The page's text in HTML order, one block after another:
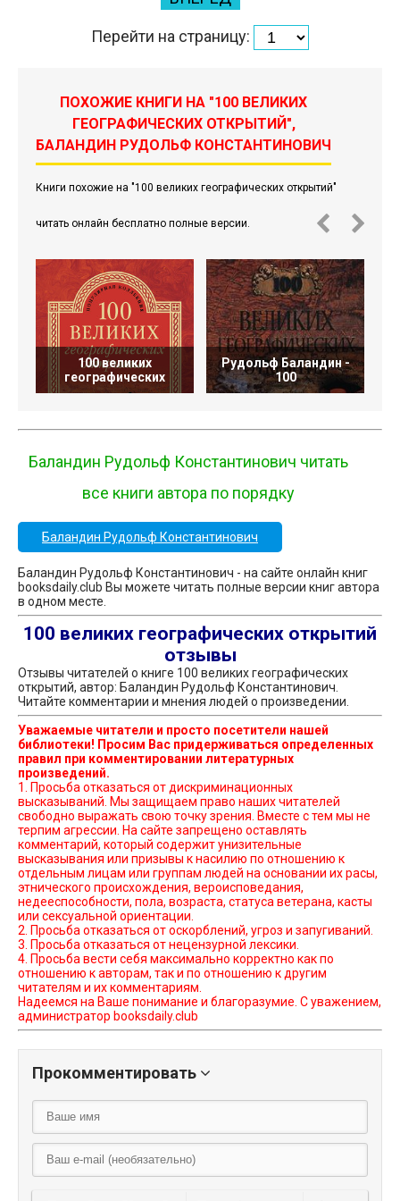
Перейти на страницу:
ПОХОЖИЕ КНИГИ НА "100 ВЕЛИКИХ
ГЕОГРАФИЧЕСКИХ ОТКРЫТИЙ",
БАЛАНДИН РУДОЛЬФ КОНСТАНТИНОВИЧ
Книги похожие на "100 великих географических открытий"
читать онлайн бесплатно полные версии.
100 великих
географических
Рудольф Баландин -
100
Баландин Рудольф Константинович читать
все книги автора по порядку
Баландин Рудольф Константинович
Баландин Рудольф Константинович - на сайте онлайн книг
booksdaily.club Вы можете читать полные версии книг автора
в одном месте.
100 великих географических открытий
отзывы
Отзывы читателей о книге 100 великих географических
открытий, автор: Баландин Рудольф Константинович.
Читайте комментарии и мнения людей о произведении.
Уважаемые читатели и просто посетители нашей
библиотеки! Просим Вас придерживаться определенных
правил при комментировании литературных
произведений.
1. Просьба отказаться от дискриминационных
высказываний. Мы защищаем право наших читателей
свободно выражать свою точку зрения. Вместе с тем мы не
терпим агрессии. На сайте запрещено оставлять
комментарий, который содержит унизительные
высказывания или призывы к насилию по отношению к
отдельным лицам или группам людей на основании их расы,
этнического происхождения, вероисповедания,
недееспособности, пола, возраста, статуса ветерана, касты
или сексуальной ориентации.
2. Просьба отказаться от оскорблений, угроз и запугиваний.
3. Просьба отказаться от нецензурной лексики.
4. Просьба вести себя максимально корректно как по
отношению к авторам, так и по отношению к другим
читателям и их комментариям.
Надеемся на Ваше понимание и благоразумие. С уважением,
администратор booksdaily.club
Прокомментировать